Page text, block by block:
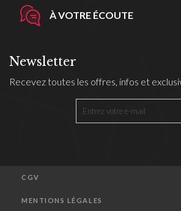
À VOTRE ÉCOUTE
Newsletter
Recevez toutes les offres, infos et
CGV
MENTIONS LÉGALES